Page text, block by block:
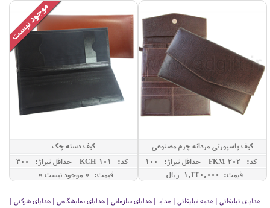
کیف پاسپورتی مردانه چرم مصنوعی
کد: FKM-202
حداقل تيراژ: 100
قیمت: 1,440,000 ريال
کیف دسته چک
کد: KCH-101
حداقل تيراژ: 300
قیمت: « موجود نیست »
هدایای تبلیغاتی | هدیه تبلیغاتی | هدایا | هدایای سازمانی | هدایای نمایشگاهی | هدایای شرکتی |